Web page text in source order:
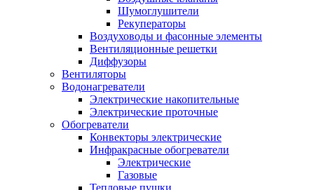
Шумоглушители
Рекуператоры
Воздуховоды и фасонные элементы
Вентиляционные решетки
Диффузоры
Вентиляторы
Водонагреватели
Электрические накопительные
Электрические проточные
Обогреватели
Конвекторы электрические
Инфракрасные обогреватели
Электрические
Газовые
Тепловые пушки